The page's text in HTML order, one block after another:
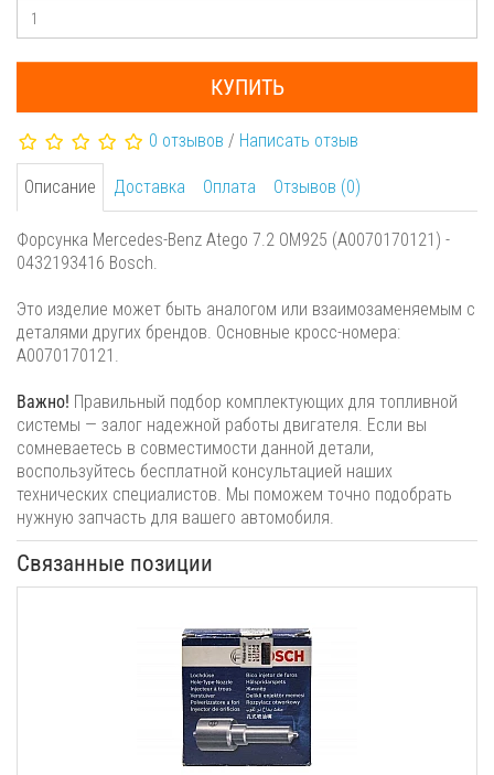
КУПИТЬ
0 отзывов / Написать отзыв
Описание Доставка Оплата Отзывов (0)
Форсунка Mercedes-Benz Atego 7.2 OM925 (A0070170121) -
0432193416 Bosch.
Это изделие может быть аналогом или взаимозаменяемым с
деталями других брендов. Основные кросс-номера:
A0070170121.
Важно! Правильный подбор комплектующих для топливной
системы — залог надежной работы двигателя. Если вы
сомневаетесь в совместимости данной детали,
воспользуйтесь бесплатной консультацией наших
технических специалистов. Мы поможем точно подобрать
нужную запчасть для вашего автомобиля.
Связанные позиции